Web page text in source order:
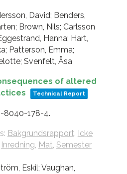
David; Benders,
Brown, Nils; Carlsson
Hanna; Hart,
Patterson, Emma;
Svenfelt, Åsa
of altered
Technical Report
8040-178-4.
Bakgrundsrapport, Icke
Inredning, Mat, Semester
Eskil; Vaughan,